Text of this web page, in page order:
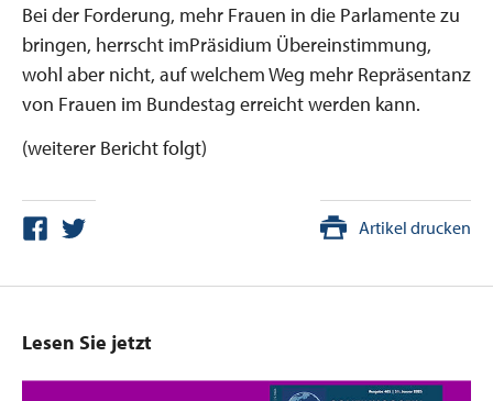
Bei der Forderung, mehr Frauen in die Parlamente zu
bringen, herrscht imPräsidium Übereinstimmung,
wohl aber nicht, auf welchem Weg mehr Repräsentanz
von Frauen im Bundestag erreicht werden kann.
(weiterer Bericht folgt)
Artikel drucken
Lesen Sie jetzt